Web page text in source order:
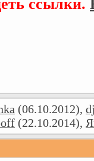
ссылки.
(06.10.2012),
(22.10.2014),